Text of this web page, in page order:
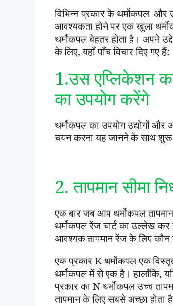
विभिन्न प्रकार के थर्मोकपल
आवश्यकता होने पर एक खुला
थर्मोकपल बेहतर होता है। अपने
के लिए, यहाँ पाँच विचार दिए गए हैं:
1.उस एप्लिकेशन
का उपयोग करेंगे
थर्मोकपल का उपयोग उद्योगों और
चयन करना यह जानने के साथ शुरू
2. तापमान सीमा
एक बार जब आप थर्मोकपल
थर्मोकपल रेंज चार्ट का उल्लेख
आवश्यक तापमान रेंज के लिए कौन
एक प्रकार K थर्मोकपल एक
थर्मोकपल में से एक है। हालाँकि,
प्रकार का N थर्मोकपल उच्च
तापमान के लिए सबसे अच्छा होता